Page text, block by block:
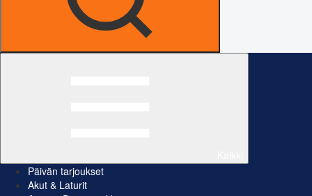
Päivän tarjoukset
Akut & Laturit